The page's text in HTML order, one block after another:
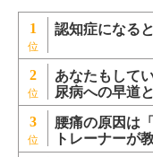
1 認知症になる
2 あなたもして
尿病への早道
3 腰痛の原因は
トレーナーが